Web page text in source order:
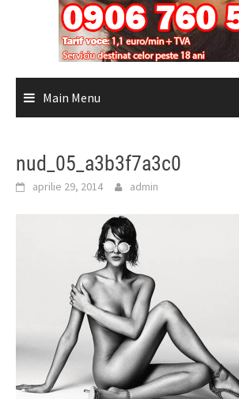
Main Menu
nud_05_a3b3f7a3c0
aprilie 29, 2014 admin